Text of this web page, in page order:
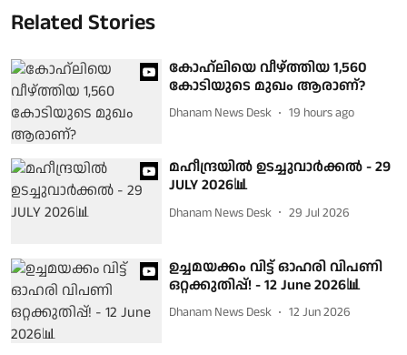
Related Stories
കോഹ്‌ലിയെ വീഴ്ത്തിയ 1,560
കോടിയുടെ മുഖം ആരാണ്?
Dhanam News Desk 19 hours ago
മഹീന്ദ്രയില്‍ ഉടച്ചുവാര്‍ക്കല്‍ - 29
JULY 2026📊
Dhanam News Desk 29 Jul 2026
ഉച്ചമയക്കം വിട്ട് ഓഹരി വിപണി
ഒറ്റക്കുതിപ്പ്! - 12 June 2026📊
Dhanam News Desk 12 Jun 2026